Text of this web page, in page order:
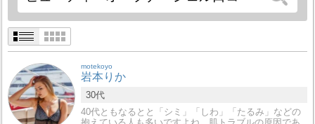
motekoyo
岩本りか
30代
40代ともなるとと「シミ」「しわ」「たるみ」などの